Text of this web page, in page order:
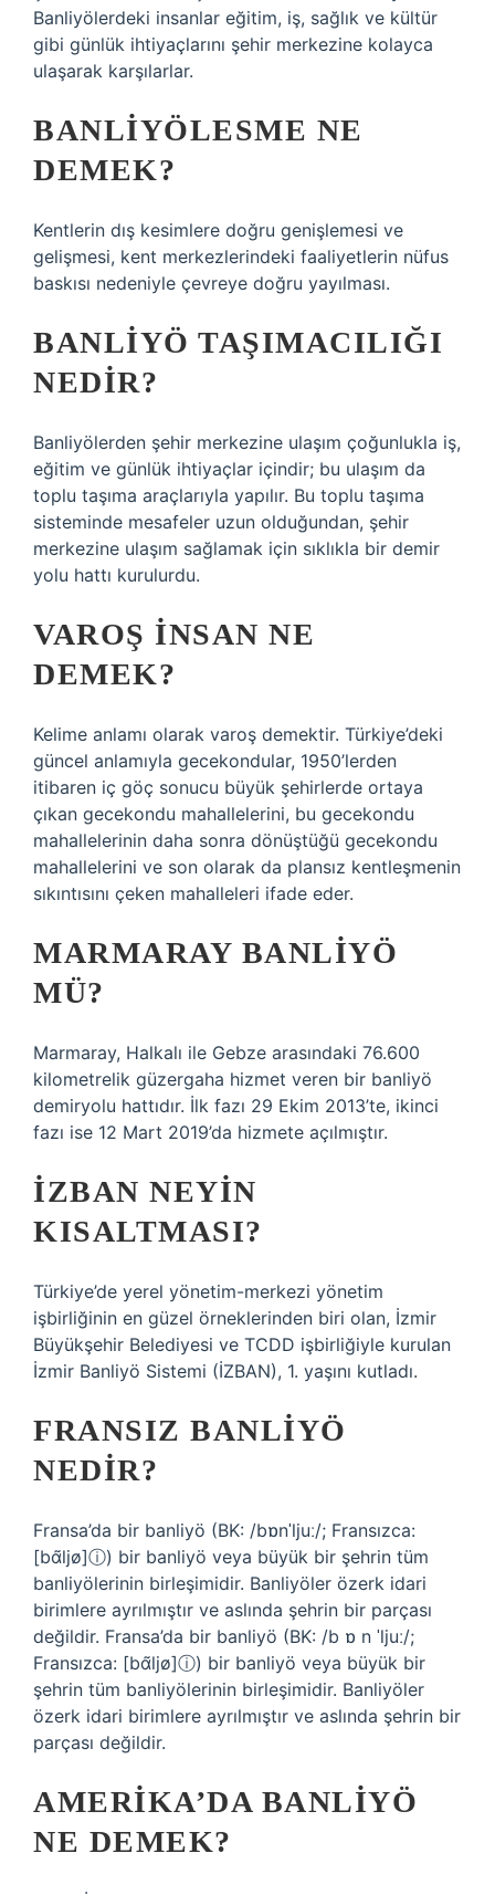
Banliyölerdeki insanlar eğitim, iş, sağlık ve kültür
gibi günlük ihtiyaçlarını şehir merkezine kolayca
ulaşarak karşılarlar.
BANLIYÖLESME NE
DEMEK?
Kentlerin dış kesimlere doğru genişlemesi ve
gelişmesi, kent merkezlerindeki faaliyetlerin nüfus
baskısı nedeniyle çevreye doğru yayılması.
BANLIYÖ TAŞIMACILIĞI
NEDIR?
Banliyölerden şehir merkezine ulaşım çoğunlukla iş,
eğitim ve günlük ihtiyaçlar içindir; bu ulaşım da
toplu taşıma araçlarıyla yapılır. Bu toplu taşıma
sisteminde mesafeler uzun olduğundan, şehir
merkezine ulaşım sağlamak için sıklıkla bir demir
yolu hattı kurulurdu.
VAROŞ INSAN NE
DEMEK?
Kelime anlamı olarak varoş demektir. Türkiye’deki
güncel anlamıyla gecekondular, 1950’lerden
itibaren iç göç sonucu büyük şehirlerde ortaya
çıkan gecekondu mahallelerini, bu gecekondu
mahallelerinin daha sonra dönüştüğü gecekondu
mahallelerini ve son olarak da plansız kentleşmenin
sıkıntısını çeken mahalleleri ifade eder.
MARMARAY BANLIYÖ
MÜ?
Marmaray, Halkalı ile Gebze arasındaki 76.600
kilometrelik güzergaha hizmet veren bir banliyö
demiryolu hattıdır. İlk fazı 29 Ekim 2013’te, ikinci
fazı ise 12 Mart 2019’da hizmete açılmıştır.
İZBAN NEYIN
KISALTMASI?
Türkiye’de yerel yönetim-merkezi yönetim
işbirliğinin en güzel örneklerinden biri olan, İzmir
Büyükşehir Belediyesi ve TCDD işbirliğiyle kurulan
İzmir Banliyö Sistemi (İZBAN), 1. yaşını kutladı.
FRANSIZ BANLIYÖ
NEDIR?
Fransa’da bir banliyö (BK: /bɒnˈljuː/; Fransızca:
[bɑ̃ljø]ⓘ) bir banliyö veya büyük bir şehrin tüm
banliyölerinin birleşimidir. Banliyöler özerk idari
birimlere ayrılmıştır ve aslında şehrin bir parçası
değildir. Fransa’da bir banliyö (BK: /b ɒ n ˈljuː/;
Fransızca: [bɑ̃ljø]ⓘ) bir banliyö veya büyük bir
şehrin tüm banliyölerinin birleşimidir. Banliyöler
özerk idari birimlere ayrılmıştır ve aslında şehrin bir
parçası değildir.
AMERIKA’DA BANLIYÖ
NE DEMEK?